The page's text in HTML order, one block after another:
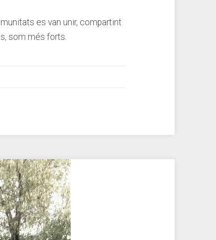
es van unir, compartint
som més forts.